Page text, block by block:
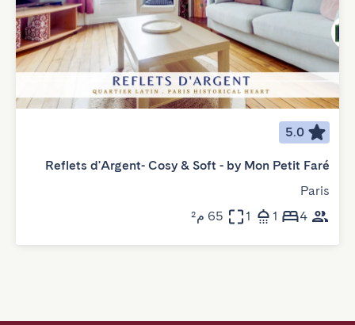
5.0
Reflets d'Argent- Cosy & Soft - by Mon Petit Faré
Paris
4
1
1 65 م²